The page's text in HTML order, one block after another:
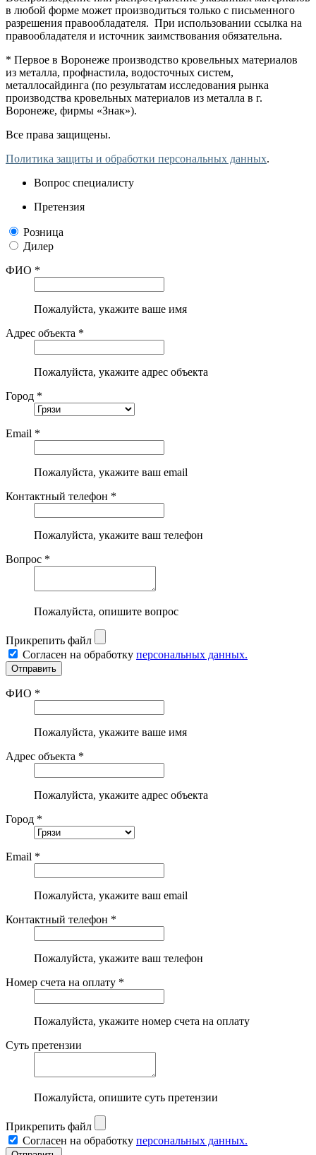
в любой форме может производиться только с письменного
разрешения правообладателя. При использовании ссылка на
правообладателя и источник заимствования обязательна.
* Первое в Воронеже производство кровельных материалов
из металла, профнастила, водосточных систем,
металлосайдинга (по результатам исследования рынка
производства кровельных материалов из металла в г.
Воронеже, фирмы «Знак»).
Все права защищены.
Политика защиты и обработки персональных данных.
Вопрос специалисту
Претензия
Розница
Дилер
ФИО *
Пожалуйста, укажите ваше имя
Адрес объекта *
Пожалуйста, укажите адрес объекта
Город *
Email *
Пожалуйста, укажите ваш email
Контактный телефон *
Пожалуйста, укажите ваш телефон
Вопрос *
Пожалуйста, опишите вопрос
Прикрепить файл
Согласен на обработку персональных данных.
ФИО *
Пожалуйста, укажите ваше имя
Адрес объекта *
Пожалуйста, укажите адрес объекта
Город *
Email *
Пожалуйста, укажите ваш email
Контактный телефон *
Пожалуйста, укажите ваш телефон
Номер счета на оплату *
Пожалуйста, укажите номер счета на оплату
Суть претензии
Пожалуйста, опишите суть претензии
Прикрепить файл
Согласен на обработку персональных данных.